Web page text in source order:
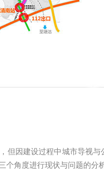
但因建设过程中城市导视
角度进行现状与问题的分析